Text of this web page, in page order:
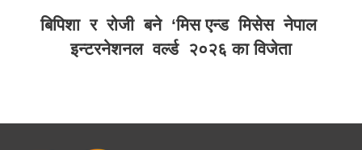
बिपिशा र रोजी बने ‘मिस एन्ड मिसेस नेपाल
इन्टरनेशनल वर्ल्ड २०२६ का विजेता